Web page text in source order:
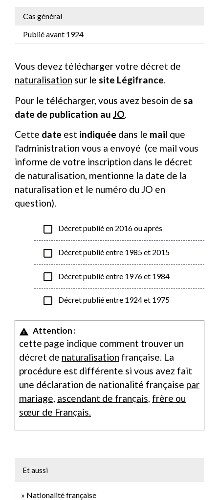
Cas général
Publié avant 1924
Vous devez télécharger votre décret de
naturalisation sur le site Légifrance.
Pour le télécharger, vous avez besoin de sa
date de publication au JO.
Cette date est indiquée dans le mail que
l'administration vous a envoyé (ce mail vous
informe de votre inscription dans le décret
de naturalisation, mentionne la date de la
naturalisation et le numéro du JO en
question).
check_box_outline_blank Décret publié en 2016 ou après
check_box_outline_blank Décret publié entre 1985 et 2015
check_box_outline_blank Décret publié entre 1976 et 1984
check_box_outline_blank Décret publié entre 1924 et 1975
warning Attention :
cette page indique comment trouver un
décret de naturalisation française. La
procédure est différente si vous avez fait
une déclaration de nationalité française par
mariage, ascendant de français, frère ou
sœur de Français.
Et aussi
Nationalité française